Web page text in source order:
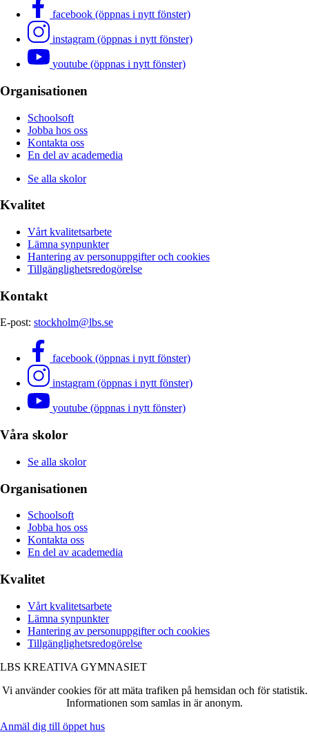
facebook (öppnas i nytt fönster)
instagram (öppnas i nytt fönster)
youtube (öppnas i nytt fönster)
Organisationen
Schoolsoft
Jobba hos oss
Kontakta oss
En del av academedia
Se alla skolor
Kvalitet
Vårt kvalitetsarbete
Lämna synpunkter
Hantering av personuppgifter och cookies
Tillgänglighetsredogörelse
Kontakt
E-post: stockholm@lbs.se
facebook (öppnas i nytt fönster)
instagram (öppnas i nytt fönster)
youtube (öppnas i nytt fönster)
Våra skolor
Se alla skolor
Organisationen
Schoolsoft
Jobba hos oss
Kontakta oss
En del av academedia
Kvalitet
Vårt kvalitetsarbete
Lämna synpunkter
Hantering av personuppgifter och cookies
Tillgänglighetsredogörelse
LBS
GYMNASIET
LBS KREATIVA GYMNASIET
Vi använder cookies för att mäta trafiken på hemsidan och för statistik.
Informationen som samlas in är anonym.
Anmäl dig till öppet hus